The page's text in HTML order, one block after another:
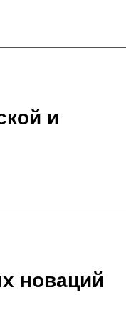
и
новаций